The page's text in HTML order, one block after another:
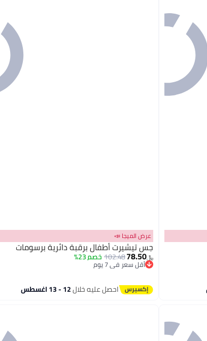
عرض الميجا 📣
جس تيشيرت أطفال برقبة دائرية برسومات
﷼‏78.50
102.48خصم 23%
أقل سعر في 7 يوم
أقل سعر في 7 يوم
احصل عليه خلال12 - 13 اغسطس